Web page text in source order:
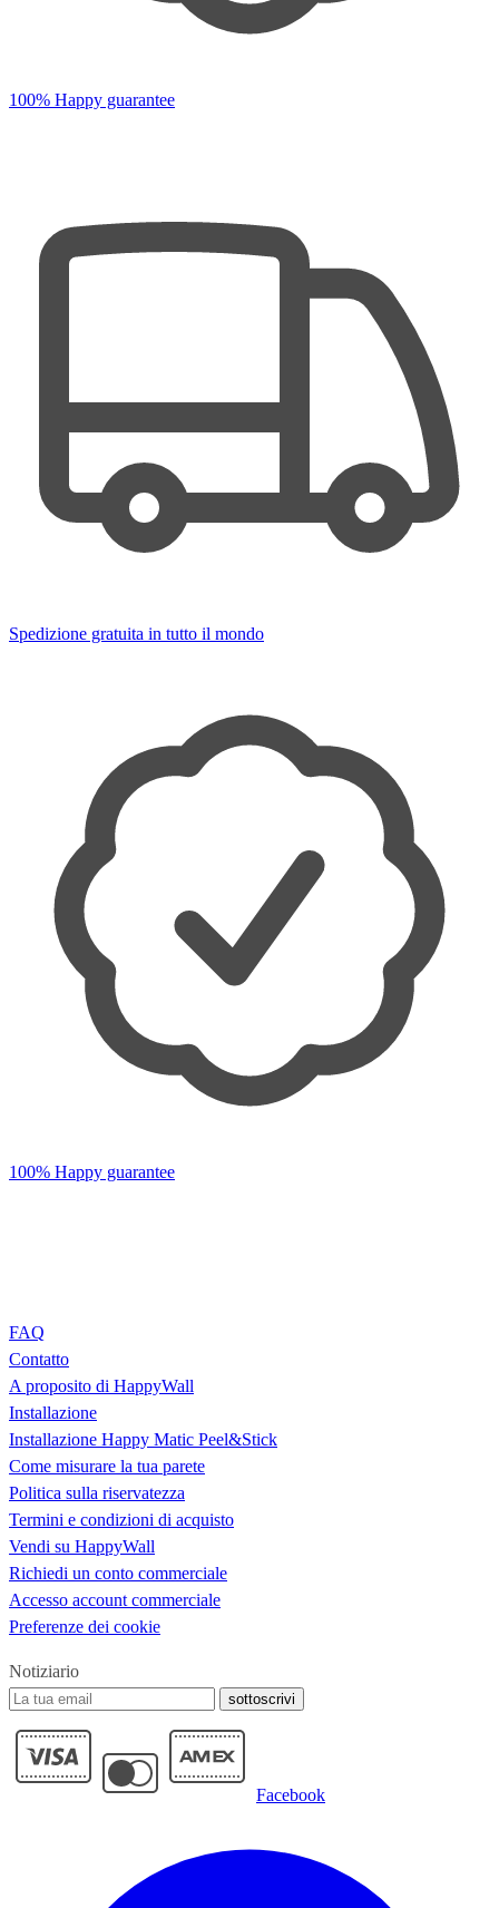
100% Happy guarantee
Spedizione gratuita in tutto il mondo
100% Happy guarantee
FAQ
Contatto
A proposito di HappyWall
Installazione
Installazione Happy Matic Peel&Stick
Come misurare la tua parete
Politica sulla riservatezza
Termini e condizioni di acquisto
Vendi su HappyWall
Richiedi un conto commerciale
Accesso account commerciale
Preferenze dei cookie
Notiziario
sottoscrivi
Facebook